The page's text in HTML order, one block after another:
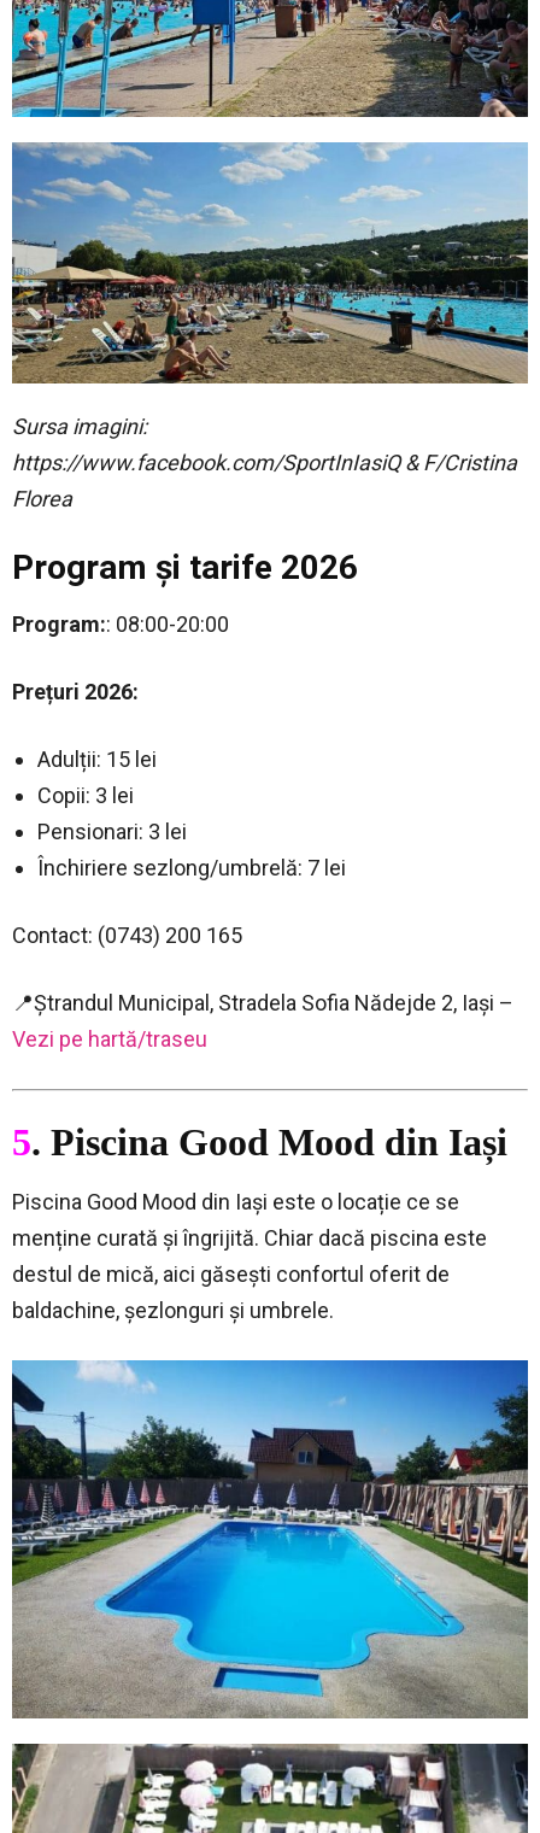
Sursa imagini:
https://www.facebook.com/SportInIasiQ & F/Cristina
Florea
Program și tarife 2026
Program:: 08:00-20:00
Prețuri 2026:
Adulții: 15 lei
Copii: 3 lei
Pensionari: 3 lei
Închiriere sezlong/umbrelă: 7 lei
Contact: (0743) 200 165
📍Ștrandul Municipal, Stradela Sofia Nădejde 2, Iași –
Vezi pe hartă/traseu
5. Piscina Good Mood din Iași
Piscina Good Mood din Iași este o locație ce se
menține curată și îngrijită. Chiar dacă piscina este
destul de mică, aici găsești confortul oferit de
baldachine, șezlonguri și umbrele.